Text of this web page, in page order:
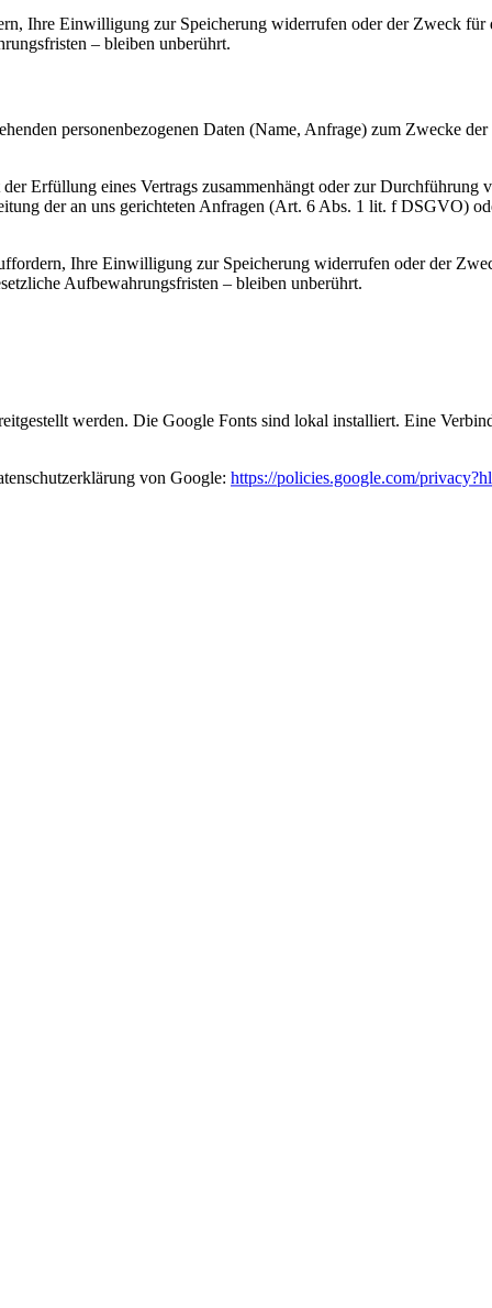
Ihre Einwilligung zur Speicherung widerrufen oder der Zweck für
– bleiben unberührt.
personenbezogenen Daten (Name, Anfrage) zum Zwecke
Erfüllung eines Vertrags zusammenhängt oder zur Durchführung
der an uns gerichteten Anfragen (Art. 6 Abs. 1 lit. f DSGVO)
Ihre Einwilligung zur Speicherung widerrufen oder der
Aufbewahrungsfristen – bleiben unberührt.
werden. Die Google Fonts sind lokal installiert. Eine
von Google: https://policies.google.com/